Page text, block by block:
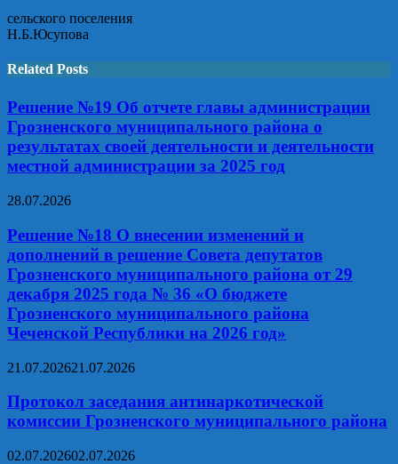
сельского поселения
Н.Б.Юсупова
Related Posts
Решение №19 Об отчете главы администрации
Грозненского муниципального района о
результатах своей деятельности и деятельности
местной администрации за 2025 год
28.07.2026
Решение №18 О внесении изменений и
дополнений в решение Совета депутатов
Грозненского муниципального района от 29
декабря 2025 года № 36 «О бюджете
Грозненского муниципального района
Чеченской Республики на 2026 год»
21.07.202621.07.2026
Протокол заседания антинаркотической
комиссии Грозненского муниципального района
02.07.202602.07.2026